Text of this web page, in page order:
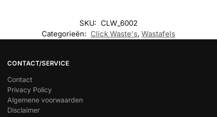
SKU: CLW_6002
Categorieën: Click Waste's, Wastafels
CONTACT/SERVICE
Contact
Privacy Policy
Algemene voorwaarden
Disclaimer